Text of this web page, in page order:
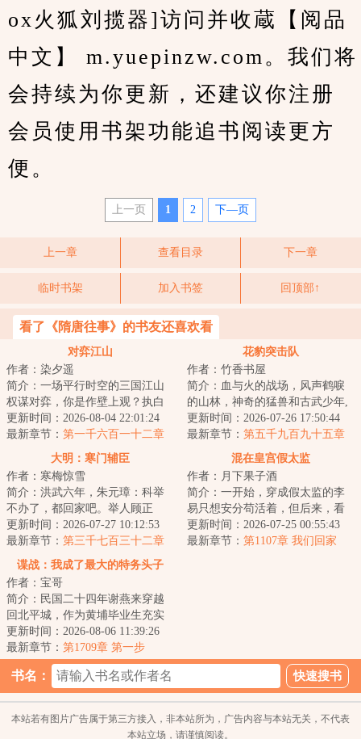
ox火狐刘揽器]访问并收蔵【阅品
中文】 m.yuepinzw.com。我们将
会持续为你更新，还建议你注册
会员使用书架功能追书阅读更方
便。
上一页 1 2 下—页
上一章 查看目录 下一章
临时书架 加入书签 回顶部↑
看了《隋唐往事》的书友还喜欢看
对弈江山
作者：染夕遥
简介：一场平行时空的三国江山
权谋对弈，你是作壁上观？执白
子？抑或执黑子？...
更新时间：2026-08-04 22:01:24
最新章节： 第一千六百一十二章
尚书的“赎罪”
花豹突击队
作者：竹香书屋
简介：血与火的战场，风声鹤唳
的山林，神奇的猛兽和古武少年,
这是一支有着铮铮铁骨的特种部
队，这是一群...
更新时间：2026-07-26 17:50:44
最新章节： 第五千九百九十五章
大明：寒门辅臣
作者：寒梅惊雪
简介：洪武六年，朱元璋：科举
不办了，都回家吧。举人顾正
臣：这路都走了，钱都借了，房
租都付了，你说不...
更新时间：2026-07-27 10:12:53
最新章节： 第三千七百三十二章
李成桂的屈从
混在皇宫假太监
作者：月下果子酒
简介：一开始，穿成假太监的李
易只想安分苟活着，但后来，看
着高贵雍容的皇后，李易心思变
了。“江山你坐...
更新时间：2026-07-25 00:55:43
最新章节： 第1107章 我们回家
谍战：我成了最大的特务头子
作者：宝哥
简介：民国二十四年谢燕来穿越
回北平城，作为黄埔毕业生充实
北平分站，半个月粉碎特高课石
川少佐收买北平...
更新时间：2026-08-06 11:39:26
最新章节： 第1709章 第一步
书名：
本站若有图片广告属于第三方接入，非本站所为，广告内容与本站无关，不代表
本站立场，请谨慎阅读。